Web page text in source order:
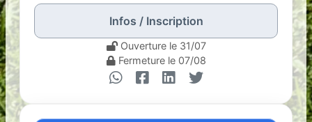
Infos / Inscription
Ouverture le 31/07
Fermeture le 07/08